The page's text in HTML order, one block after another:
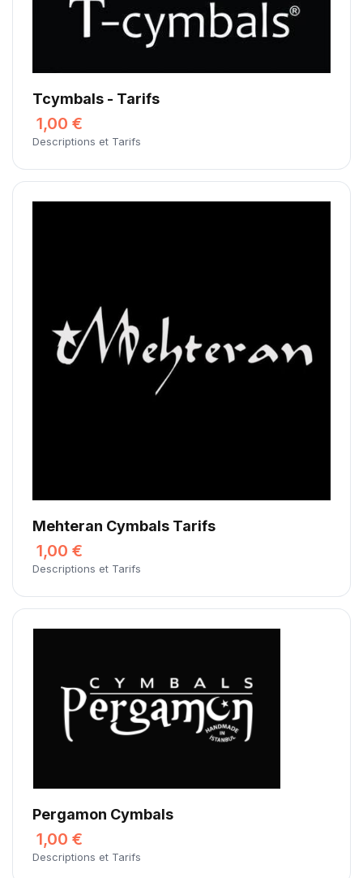
Tcymbals - Tarifs
1,00 €
Descriptions et Tarifs
Mehteran Cymbals Tarifs
1,00 €
Descriptions et Tarifs
Pergamon Cymbals
1,00 €
Descriptions et Tarifs